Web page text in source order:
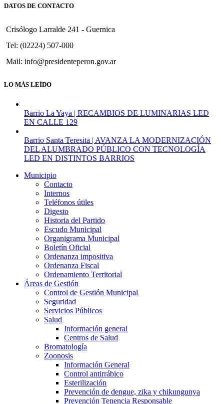
DATOS DE CONTACTO
Crisólogo Larralde 241 - Guernica
Tel: (02224) 507-000
Mail: info@presidenteperon.gov.ar
LO MÁS LEÍDO
Barrio La Yaya | RECAMBIOS DE LUMINARIAS LED
EN CALLE 129
Barrio Santa Teresita | AVANZA LA MODERNIZACIÓN
DEL ALUMBRADO PÚBLICO CON TECNOLOGÍA
LED EN DISTINTOS BARRIOS
Municipio
Contacto
Internos
Teléfonos útiles
Digesto
Historia del Partido
Escudo Municipal
Organigrama Municipal
Boletín Oficial
Ordenanza impositiva
Ordenanza Fiscal
Ordenamiento Territorial
Áreas de Gestión
Control de Gestión Municipal
Seguridad
Servicios Públicos
Salud
Información general
Centros de Salud
Bromatología
Zoonosis
Información General
Control antirrábico
Esterilización
Prevención de dengue, zika y chikungunya
Prevención Tenencia Responsable